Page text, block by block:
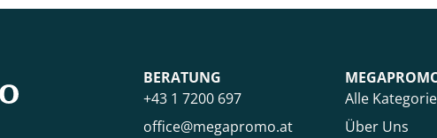
BERATUNG
+43 1 7200 697
office@megapromo.at
Alle
Über Uns